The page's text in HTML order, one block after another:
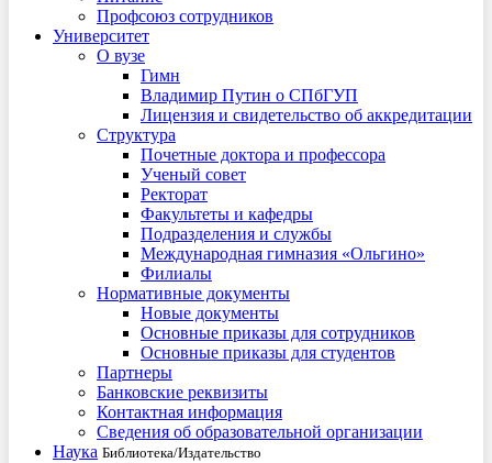
Профсоюз сотрудников
Университет
О вузе
Гимн
Владимир Путин о СПбГУП
Лицензия и свидетельство об аккредитации
Структура
Почетные доктора и профессора
Ученый совет
Ректорат
Факультеты и кафедры
Подразделения и службы
Международная гимназия «Ольгино»
Филиалы
Нормативные документы
Новые документы
Основные приказы для сотрудников
Основные приказы для студентов
Партнеры
Банковские реквизиты
Контактная информация
Сведения об образовательной организации
Наука Библиотека/Издательство